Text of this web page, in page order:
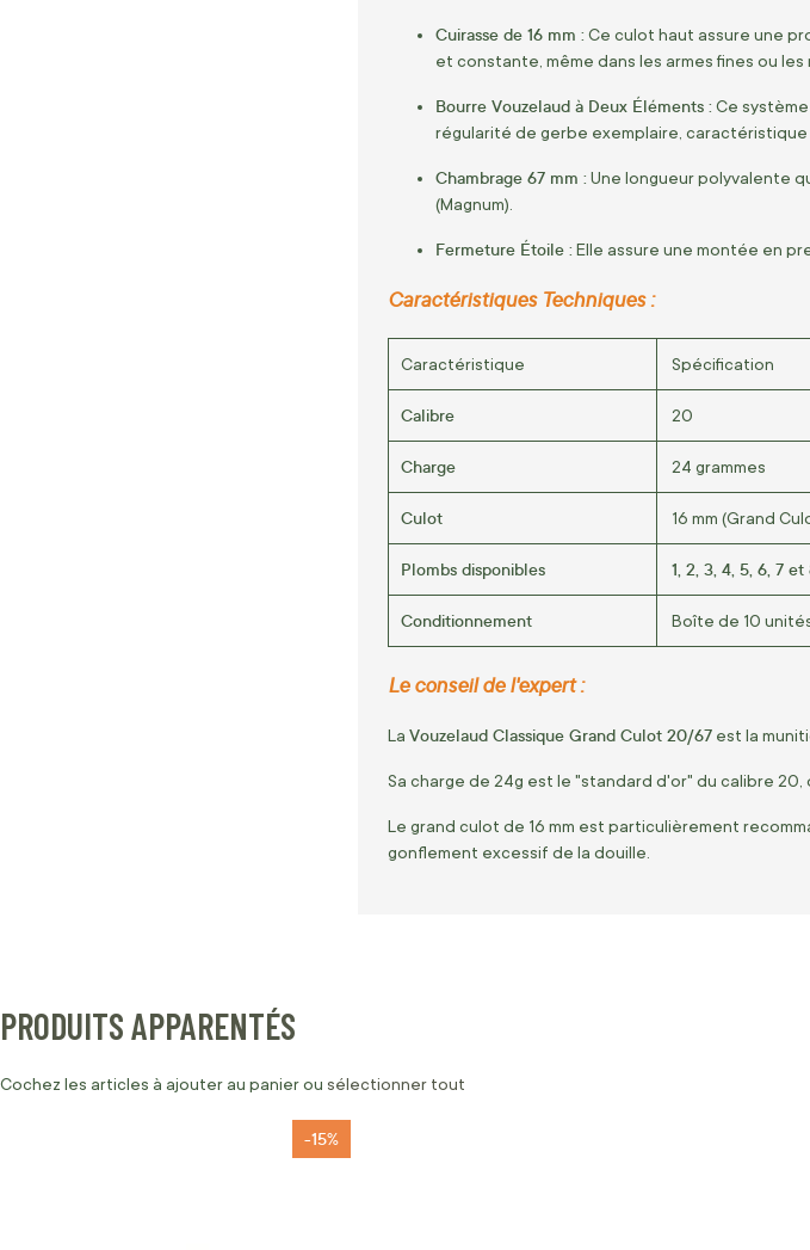
Cuirasse de 16 mm : Ce culot haut assure une
et constante, même dans les armes fines ou les
Bourre Vouzelaud à Deux Éléments : Ce
régularité de gerbe exemplaire, caractéristique
Chambrage 67 mm : Une longueur polyvalente
(Magnum).
Fermeture Étoile : Elle assure une montée en
Caractéristiques Techniques :
Caractéristique Spécification
Calibre 20
Charge 24 grammes
Culot 16 mm (Grand
Plombs disponibles 1, 2, 3, 4, 5, 6, 7 et
Conditionnement Boîte de 10
Le conseil de l'expert :
La Vouzelaud Classique Grand Culot 20/67 est la
Sa charge de 24g est le "standard d'or" du calibre
Le grand culot de 16 mm est particulièrement
gonflement excessif de la douille.
PRODUITS APPARENTÉS
Cochez les articles à ajouter au panier ou sélectionner tout
-15%